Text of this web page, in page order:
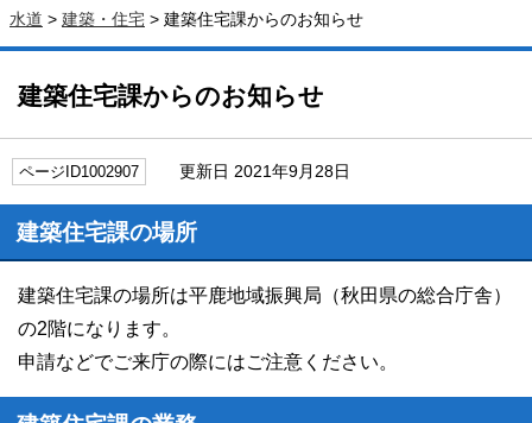
水道 > 建築・住宅 > 建築住宅課からのお知らせ
建築住宅課からのお知らせ
ページID1002907 更新日 2021年9月28日
建築住宅課の場所
建築住宅課の場所は平鹿地域振興局（秋田県の総合庁舎）
の2階になります。
申請などでご来庁の際にはご注意ください。